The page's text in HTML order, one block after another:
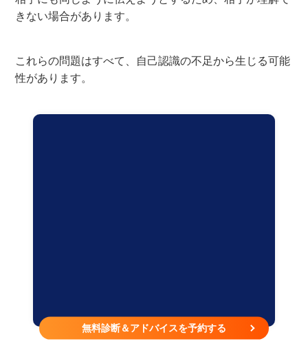
きない場合があります。
これらの問題はすべて、自己認識の不足から生じる可能
性があります。
無料診断＆アドバイスを予約する